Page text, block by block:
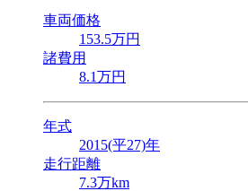
車両価格
153.5万円
諸費用
8.1万円
年式
2015(平27)年
走行距離
7.3万km